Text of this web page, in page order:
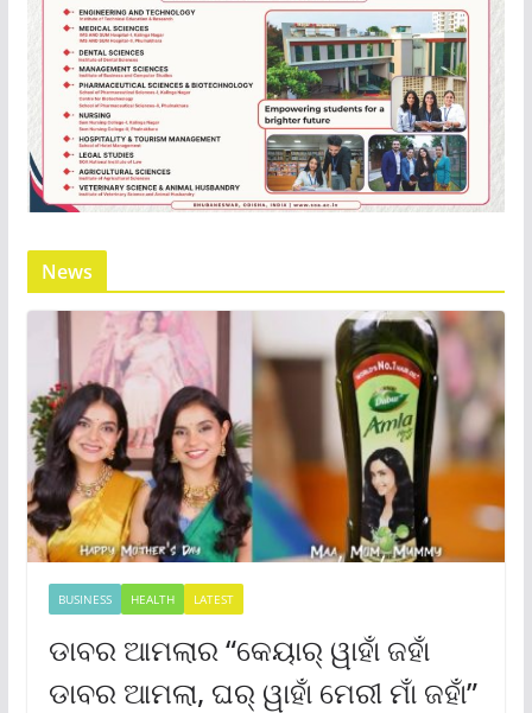
News
BUSINESS HEALTH LATEST
ଡାବର ଆମଲାର “କେୟାର୍ ୱାହାଁ ଜହାଁ
ଡାବର ଆମଲା, ଘର୍ ୱାହାଁ ମେରୀ ମାଁ ଜହାଁ”